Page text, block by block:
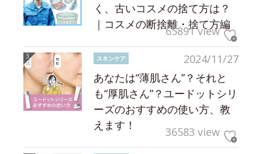
く、古いコスメの捨て方は？
｜コスメの断捨離・捨て方編
65891 view
2024/11/27
スキンケア
あなたは“薄肌さん”？それと
も“厚肌さん”？ユードットシリ
ーズのおすすめの使い方、教
えます！
36583 view